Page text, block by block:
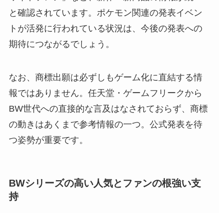
と確認されています。ポケモン関連の発表イベン
トが活発に行われている状況は、今後の発表への
期待につながるでしょう。
なお、商標出願は必ずしもゲーム化に直結する情
報ではありません。任天堂・ゲームフリークから
BW世代への直接的な言及はなされておらず、商標
の動きはあくまで参考情報の一つ。公式発表を待
つ姿勢が重要です。
BWシリーズの高い人気とファンの根強い支
持